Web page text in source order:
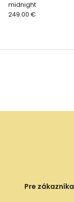
midnight
249.00 €
Pre zákazníka